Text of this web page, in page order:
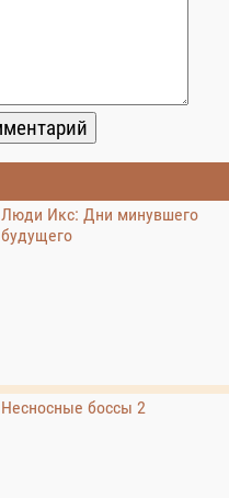
Люди Икс: Дни минувшего
будущего
Несносные боссы 2